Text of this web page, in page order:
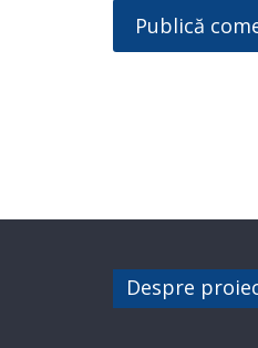
Despre